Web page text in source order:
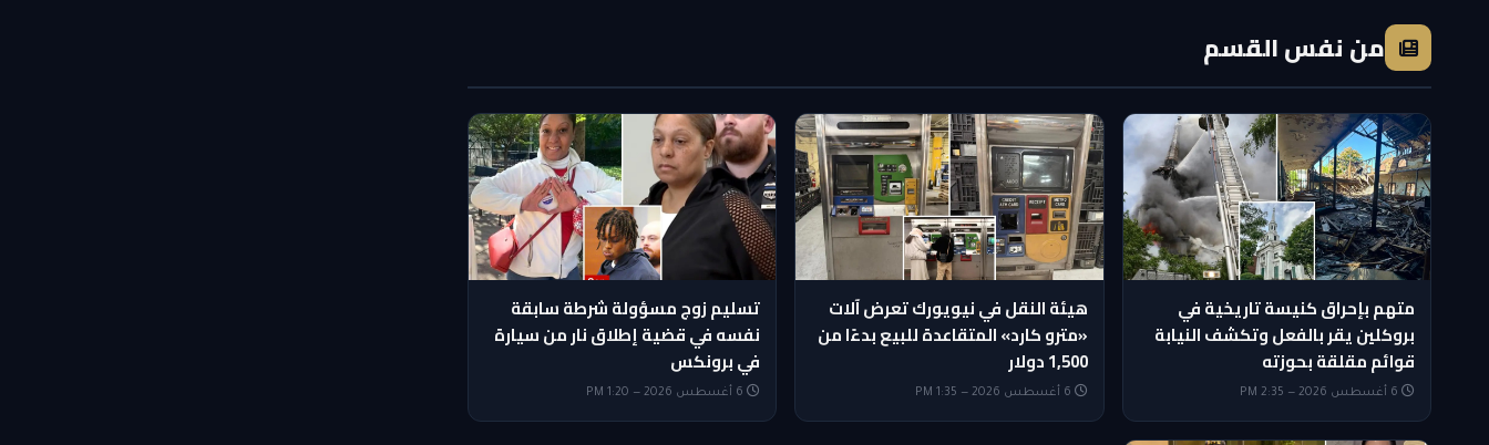
من نفس القسم
متهم بإحراق كنيسة تاريخية في
بروكلين يقر بالفعل وتكشف النيابة
قوائم مقلقة بحوزته
هيئة النقل في نيويورك تعرض آلات
«مترو كارد» المتقاعدة للبيع بدءًا من
1,500 دولار
تسليم زوج مسؤولة شرطة سابقة
نفسه في قضية إطلاق نار من سيارة
في برونكس
6 أغسطس 2026 — 1:20 PM